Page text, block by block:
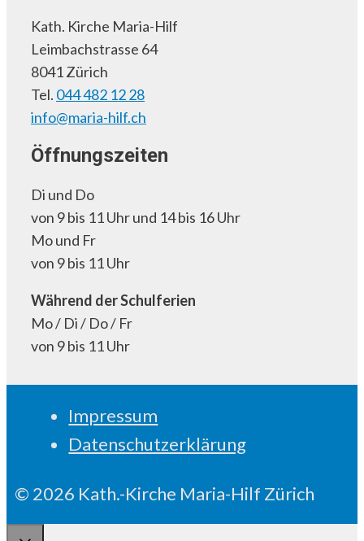
Kath. Kirche Maria-Hilf
Leimbachstrasse 64
8041 Zürich
Tel. 044 482 12 28
info@maria-hilf.ch
Öffnungszeiten
Di und Do
von 9 bis 11 Uhr und 14 bis 16 Uhr
Mo und Fr
von 9 bis 11 Uhr
Während der Schulferien
Mo / Di / Do / Fr
von 9 bis 11 Uhr
Impressum
Datenschutzerklärung
© 2026 Kath.-Kirche Maria-Hilf Zürich